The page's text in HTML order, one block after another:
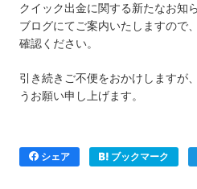
クイック出金に関する新たなお知
ブログにてご案内いたしますので
確認ください。
引き続きご不便をおかけしますが
うお願い申し上げます。
シェア ブックマーク